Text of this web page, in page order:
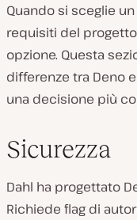
Quando si sceglie
requisiti del
opzione. Questa
differenze tra Deno
una decisione più
Sicurezza
Dahl ha progettato
Richiede flag di